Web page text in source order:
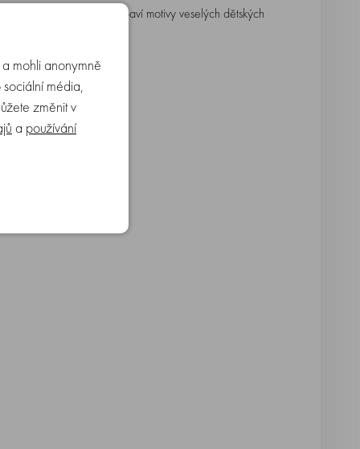
mokré vlásky, navíc pobaví motivy veselých dětských
mohli anonymně
média,
změnit v
a používání